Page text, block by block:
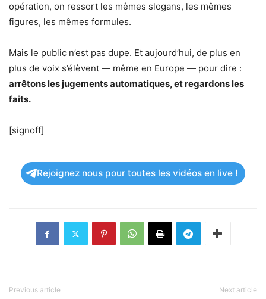
opération, on ressort les mêmes slogans, les mêmes
figures, les mêmes formules.
Mais le public n’est pas dupe. Et aujourd’hui, de plus en
plus de voix s’élèvent — même en Europe — pour dire :
arrêtons les jugements automatiques, et regardons les
faits.
[signoff]
Rejoignez nous pour toutes les vidéos en live !
Previous article Next article